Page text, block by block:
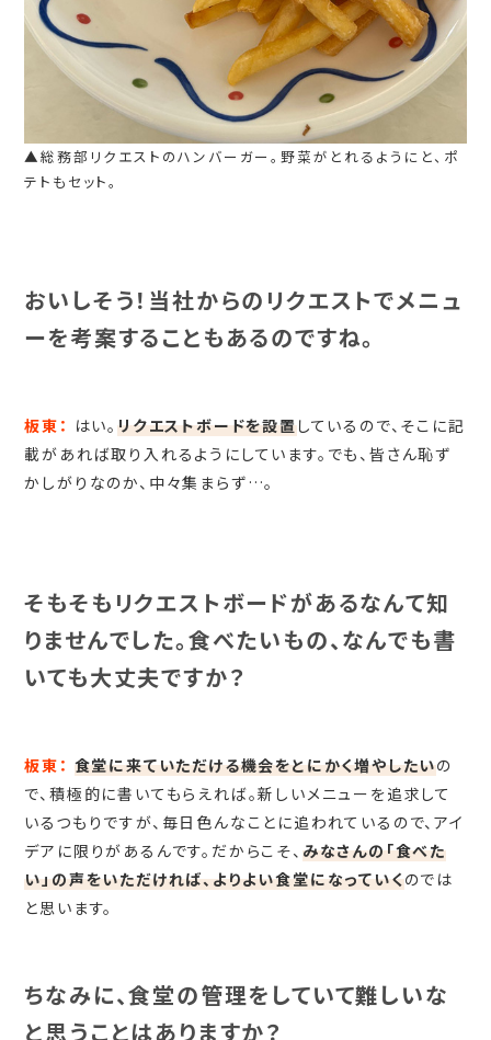
▲総務部リクエストのハンバーガー。野菜がとれるようにと、ポ
テトもセット。
おいしそう！当社からのリクエストでメニュ
ーを考案することもあるのですね。
板東： はい。リクエストボードを設置しているので、そこに記
載があれば取り入れるようにしています。でも、皆さん恥ず
かしがりなのか、中々集まらず…。
そもそもリクエストボードがあるなんて知
りませんでした。食べたいもの、なんでも書
いても大丈夫ですか？
板東： 食堂に来ていただける機会をとにかく増やしたいの
で、積極的に書いてもらえれば。新しいメニューを追求して
いるつもりですが、毎日色んなことに追われているので、アイ
デアに限りがあるんです。だからこそ、 みなさんの「食べた
い」の声をいただければ、よりよい食堂になっていくのでは
と思います。
ちなみに、食堂の管理をしていて難しいな
と思うことはありますか？